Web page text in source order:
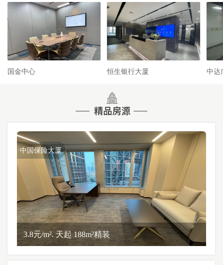
国金中心 恒生银行大厦 中达
中国保险大厦
3.8元/m². 天起 188m²精装